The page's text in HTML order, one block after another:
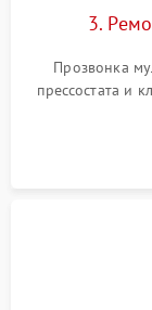
3.
Прозвонка
прессостата и